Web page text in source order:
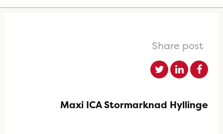
Share post
Maxi ICA Stormarknad Hyllinge